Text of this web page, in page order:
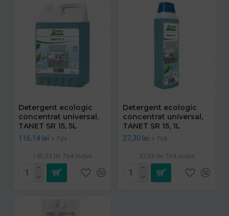
Detergent ecologic
concentrat universal,
TANET SR 15, 5L
116,14 lei + TVA
140,53 lei TVA inclus
Detergent ecologic
concentrat universal,
TANET SR 15, 1L
27,30 lei + TVA
33,03 lei TVA inclus